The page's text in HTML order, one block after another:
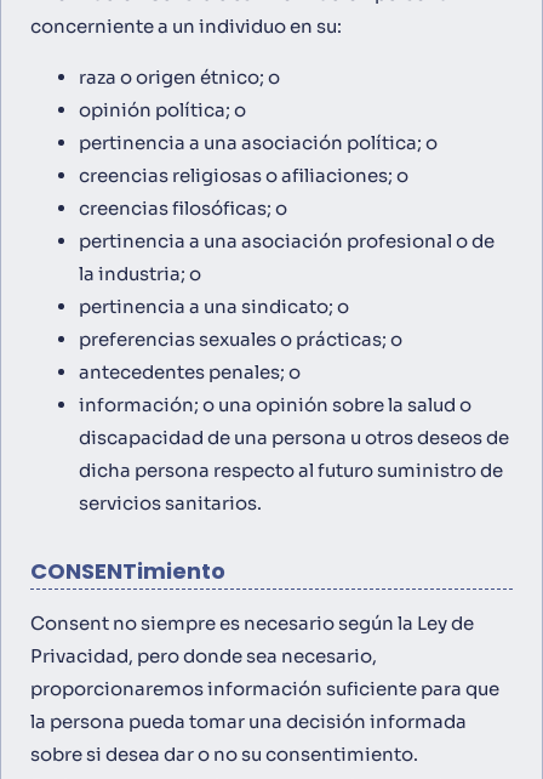
concerniente a un individuo en su:
raza o origen étnico; o
opinión política; o
pertinencia a una asociación política; o
creencias religiosas o afiliaciones; o
creencias filosóficas; o
pertinencia a una asociación profesional o de
la industria; o
pertinencia a una sindicato; o
preferencias sexuales o prácticas; o
antecedentes penales; o
información; o una opinión sobre la salud o
discapacidad de una persona u otros deseos de
dicha persona respecto al futuro suministro de
servicios sanitarios.
CONSENTimiento
Consent no siempre es necesario según la Ley de
Privacidad, pero donde sea necesario,
proporcionaremos información suficiente para que
la persona pueda tomar una decisión informada
sobre si desea dar o no su consentimiento.